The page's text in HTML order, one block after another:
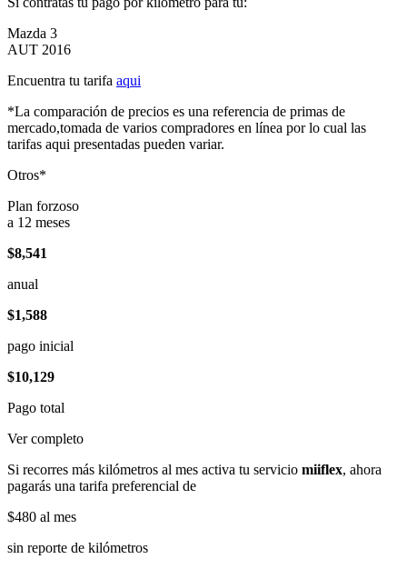
Mazda 3
AUT 2016
Encuentra tu tarifa aqui
*La comparación de precios es una referencia de primas de
mercado,tomada de varios compradores en línea por lo cual las
tarifas aqui presentadas pueden variar.
Otros*
Plan forzoso
a 12 meses
$8,541
anual
$1,588
pago inicial
$10,129
Pago total
Ver completo
Si recorres más kilómetros al mes activa tu servicio miiflex, ahora
pagarás una tarifa preferencial de
$480 al mes
sin reporte de kilómetros